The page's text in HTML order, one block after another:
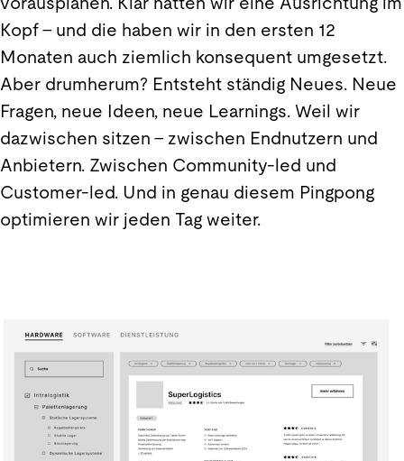
Kopf – und die haben wir in den ersten 12
Monaten auch ziemlich konsequent umgesetzt.
Aber drumherum? Entsteht ständig Neues. Neue
Fragen, neue Ideen, neue Learnings. Weil wir
dazwischen sitzen – zwischen Endnutzern und
Anbietern. Zwischen Community-led und
Customer-led. Und in genau diesem Pingpong
optimieren wir jeden Tag weiter.